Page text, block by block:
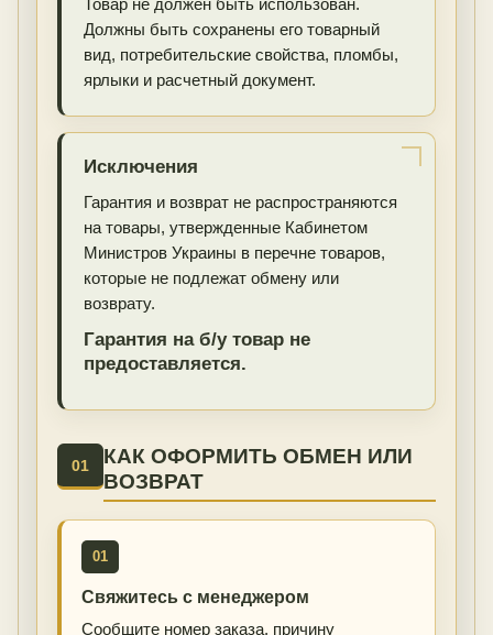
Товар не должен быть использован.
Должны быть сохранены его товарный
вид, потребительские свойства, пломбы,
ярлыки и расчетный документ.
Исключения
Гарантия и возврат не распространяются
на товары, утвержденные Кабинетом
Министров Украины в перечне товаров,
которые не подлежат обмену или
возврату.
Гарантия на б/у товар не
предоставляется.
01
КАК ОФОРМИТЬ ОБМЕН ИЛИ
ВОЗВРАТ
01
Свяжитесь с менеджером
Сообщите номер заказа, причину